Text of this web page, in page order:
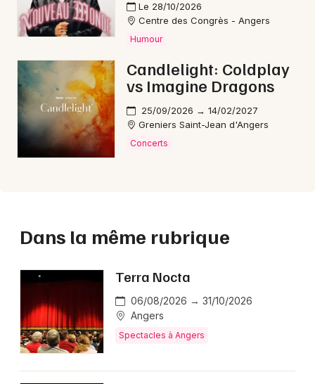
Le 28/10/2026
Centre des Congrès - Angers
Humour
Candlelight: Coldplay
vs Imagine Dragons
25/09/2026 → 14/02/2027
Greniers Saint-Jean d'Angers
Concerts
Dans la même rubrique
Terra Nocta
06/08/2026 → 31/10/2026
Angers
Spectacles à Angers